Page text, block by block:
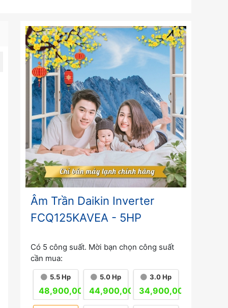
Âm Trần Daikin Inverter
FCQ125KAVEA - 5HP
Có 5 công suất. Mời bạn chọn công suất
cần mua:
5.5 Hp
48,900,000 đ
5.0 Hp
44,900,000 đ
3.0 Hp
34,900,000